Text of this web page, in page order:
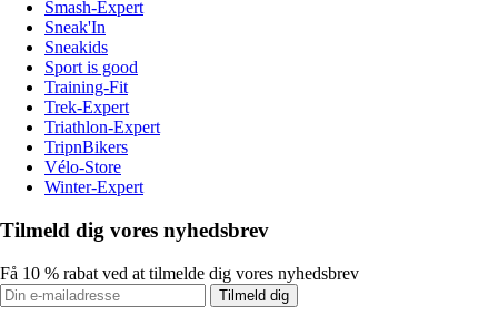
Smash-Expert
Sneak'In
Sneakids
Sport is good
Training-Fit
Trek-Expert
Triathlon-Expert
TripnBikers
Vélo-Store
Winter-Expert
Tilmeld dig vores nyhedsbrev
Få 10 % rabat ved at tilmelde dig vores nyhedsbrev
Tilmeld dig